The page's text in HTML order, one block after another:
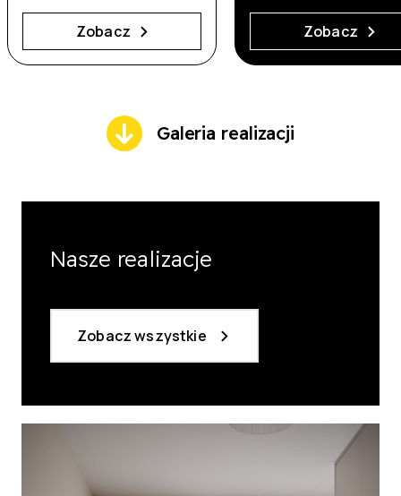
Zobacz Zobacz
Galeria realizacji
Nasze realizacje
Zobacz wszystkie